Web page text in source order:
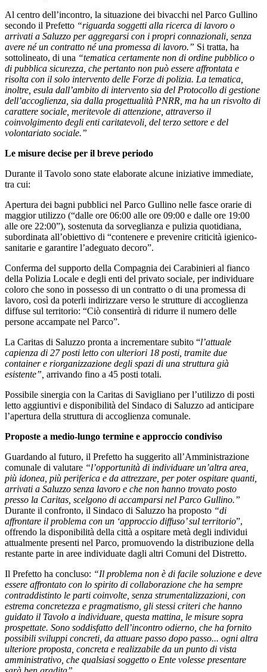
Al centro dell’incontro, la situazione dei bivacchi nel Parco Gullino
secondo il Prefetto “riguarda soggetti alla ricerca di lavoro o
arrivati a Saluzzo per aggregarsi con i propri connazionali, senza
avere né un contratto né una promessa di lavoro.” Si tratta, ha
sottolineato, di una “tematica certamente non di ordine pubblico o
di pubblica sicurezza, che pertanto non può essere affrontata e
risolta con il solo intervento delle Forze di polizia. La tematica,
inoltre, esula dall’ambito di intervento sia del Protocollo di gestione
dell’accoglienza, sia dalla progettualità PNRR, ma ha un risvolto di
carattere sociale, meritevole di attenzione, attraverso il
coinvolgimento degli enti caritatevoli, del terzo settore e del
volontariato sociale.”
Le misure decise per il breve periodo
Durante il Tavolo sono state elaborate alcune iniziative immediate,
tra cui:
Apertura dei bagni pubblici nel Parco Gullino nelle fasce orarie di
maggior utilizzo (“dalle ore 06:00 alle ore 09:00 e dalle ore 19:00
alle ore 22:00”), sostenuta da sorveglianza e pulizia quotidiana,
subordinata all’obiettivo di “contenere e prevenire criticità igienico-
sanitarie e garantire l’adeguato decoro”.
Conferma del supporto della Compagnia dei Carabinieri al fianco
della Polizia Locale e degli enti del privato sociale, per individuare
coloro che sono in possesso di un contratto o di una promessa di
lavoro, così da poterli indirizzare verso le strutture di accoglienza
diffuse sul territorio: “Ciò consentirà di ridurre il numero delle
persone accampate nel Parco”.
La Caritas di Saluzzo pronta a incrementare subito “l’attuale
capienza di 27 posti letto con ulteriori 18 posti, tramite due
container e riorganizzazione degli spazi di una struttura già
esistente”, arrivando fino a 45 posti totali.
Possibile sinergia con la Caritas di Savigliano per l’utilizzo di posti
letto aggiuntivi e disponibilità del Sindaco di Saluzzo ad anticipare
l’apertura della struttura di accoglienza comunale.
Proposte a medio-lungo termine e approccio condiviso
Guardando al futuro, il Prefetto ha suggerito all’Amministrazione
comunale di valutare “l’opportunità di individuare un’altra area,
più idonea, più periferica e da attrezzare, per poter ospitare quanti,
arrivati a Saluzzo senza lavoro e che non hanno trovato posto
presso la Caritas, scelgono di accamparsi nel Parco Gullino.”
Durante il confronto, il Sindaco di Saluzzo ha proposto “di
affrontare il problema con un ‘approccio diffuso’ sul territorio”,
offrendo la disponibilità della città a ospitare metà degli individui
attualmente presenti nel Parco, promuovendo la distribuzione della
restante parte in aree individuate dagli altri Comuni del Distretto.
Il Prefetto ha concluso: “Il problema non è di facile soluzione e deve
essere affrontato con lo spirito di collaborazione che ha sempre
contraddistinto le parti coinvolte, senza strumentalizzazioni, con
estrema concretezza e pragmatismo, gli stessi criteri che hanno
guidato il Tavolo a individuare, questa mattina, le misure sopra
prospettate. Sono soddisfatto dell’incontro odierno, che ha fornito
possibili sviluppi concreti, da attuare passo dopo passo... ogni altra
ulteriore proposta, concreta e realizzabile da un punto di vista
amministrativo, che qualsiasi soggetto o Ente volesse presentare